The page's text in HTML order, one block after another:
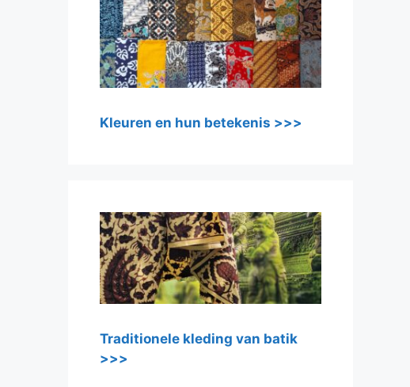
Kleuren en hun betekenis >>>
Traditionele kleding van batik
>>>